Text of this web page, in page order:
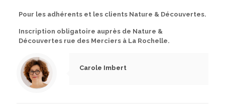
Pour les adhérents et les clients Nature & Découvertes.
Inscription obligatoire auprès de Nature &
Découvertes rue des Merciers à La Rochelle.
Carole Imbert